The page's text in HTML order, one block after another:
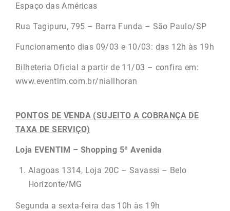
Espaço das Américas
Rua Tagipuru, 795 – Barra Funda – São Paulo/SP
Funcionamento dias 09/03 e 10/03: das 12h às 19h
Bilheteria Oficial a partir de 11/03 – confira em:
www.eventim.com.br/niallhoran
PONTOS DE VENDA (SUJEITO A COBRANÇA DE
TAXA DE SERVIÇO)
Loja EVENTIM – Shopping 5ª Avenida
Alagoas 1314, Loja 20C – Savassi – Belo
Horizonte/MG
Segunda a sexta-feira das 10h às 19h